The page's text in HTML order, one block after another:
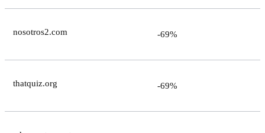
nosotros2.com -69%
thatquiz.org -69%